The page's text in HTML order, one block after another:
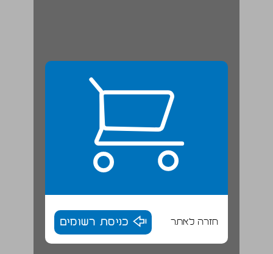
חזרה לאתר כניסת רשומים